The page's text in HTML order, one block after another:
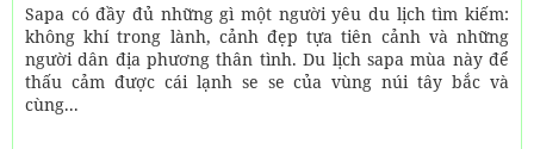
Sapa có đầy đủ những gì một người yêu du lịch tìm kiếm:
không khí trong lành, cảnh đẹp tựa tiên cảnh và những
người dân địa phương thân tình. Du lịch sapa mùa này để
thấu cảm được cái lạnh se se của vùng núi tây bắc và
cùng...